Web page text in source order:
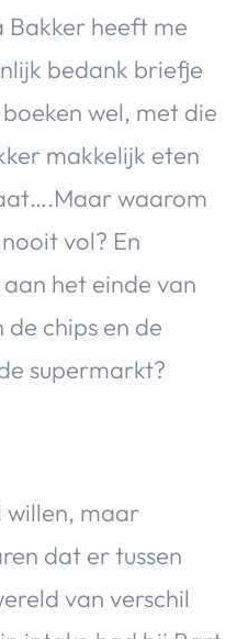
Bakker heeft me
bedank briefje
wel, met die
makkelijk eten
waarom
vol? En
het einde van
chips en de
supermarkt?
willen, maar
dat er tussen
van verschil